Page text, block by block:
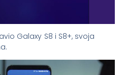
Galaxy S8 i S8+, svoja